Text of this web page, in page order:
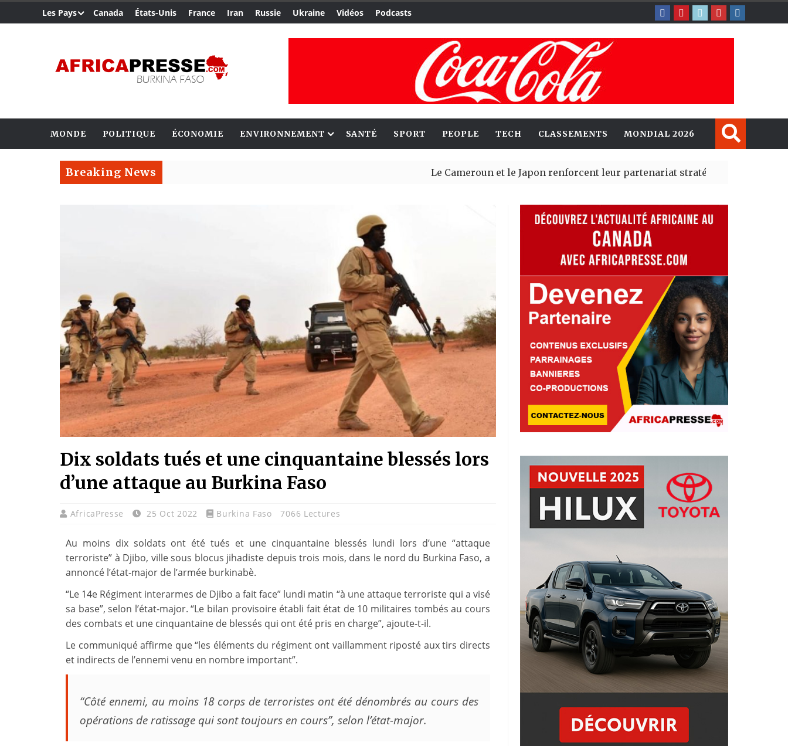
Les Pays Canada États-Unis France Iran Russie Ukraine Vidéos Podcasts
MONDE POLITIQUE ÉCONOMIE ENVIRONNEMENT SANTÉ SPORT PEOPLE TECH CLASSEMENTS MONDIAL 2026
Breaking News Le Cameroun et le Japon renforcent leur partenariat stratégique avec un cap sur
Dix soldats tués et une cinquantaine blessés lors
d’une attaque au Burkina Faso
AfricaPresse 25 Oct 2022 Burkina Faso 7066 Lectures
Au moins dix soldats ont été tués et une cinquantaine blessés lundi lors d’une “attaque
terroriste” à Djibo, ville sous blocus jihadiste depuis trois mois, dans le nord du Burkina Faso, a
annoncé l’état-major de l’armée burkinabè.
“Le 14e Régiment interarmes de Djibo a fait face” lundi matin “à une attaque terroriste qui a visé
sa base”, selon l’état-major. “Le bilan provisoire établi fait état de 10 militaires tombés au cours
des combats et une cinquantaine de blessés qui ont été pris en charge”, ajoute-t-il.
Le communiqué affirme que “les éléments du régiment ont vaillamment riposté aux tirs directs
et indirects de l’ennemi venu en nombre important”.
“Côté ennemi, au moins 18 corps de terroristes ont été dénombrés au cours des
opérations de ratissage qui sont toujours en cours”, selon l’état-major.